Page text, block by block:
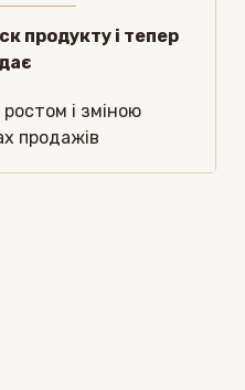
продукту і тепер
і зміною
продажів